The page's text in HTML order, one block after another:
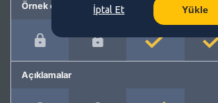
Örnek cümleler
Açıklamalar
İptal Et Yükle